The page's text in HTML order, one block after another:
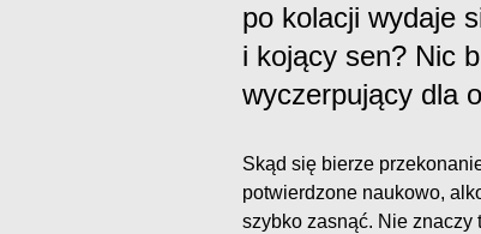
po kolacji wydaje
i kojący sen? Nic
wyczerpujący dla
Skąd się bierze
potwierdzone naukowo,
szybko zasnąć. Nie znaczy